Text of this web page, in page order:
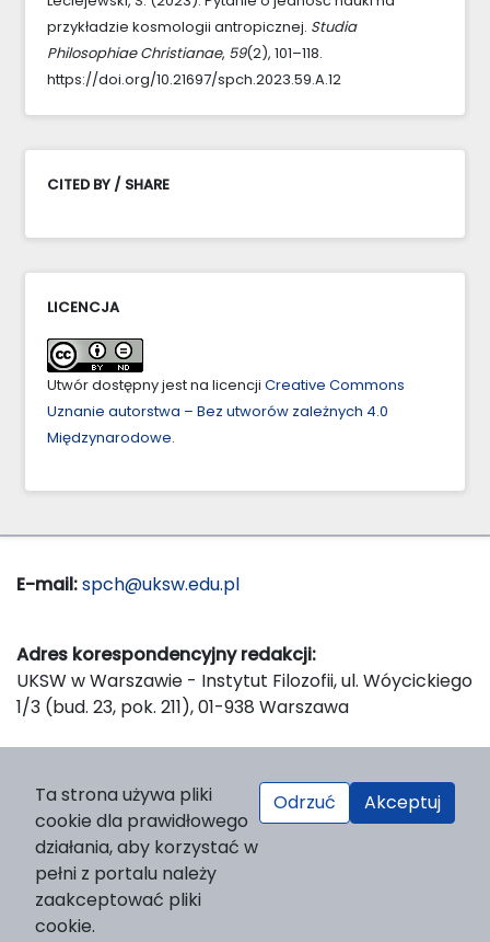
przykładzie kosmologii antropicznej. Studia
Philosophiae Christianae, 59(2), 101–118.
https://doi.org/10.21697/spch.2023.59.A.12
CITED BY / SHARE
LICENCJA
Utwór dostępny jest na licencji Creative Commons
Uznanie autorstwa – Bez utworów zależnych 4.0
Międzynarodowe.
E-mail:spch@uksw.edu.pl
Adres korespondencyjny redakcji:
UKSW w Warszawie - Instytut Filozofii, ul. Wóycickiego
1/3 (bud. 23, pok. 211), 01-938 Warszawa
Wydawnictwo Naukowe UKSW, ul. Dewajtis 5, domek
nr 2, 01-815 Warszawa
Strona WWW Wydawnictwa
e-mail: wydawnictwo@uksw.edu.pl
Ta strona używa pliki
cookie dla prawidłowego
działania, aby korzystać w
pełni z portalu należy
zaakceptować pliki
cookie.
Odrzuć Akceptuj